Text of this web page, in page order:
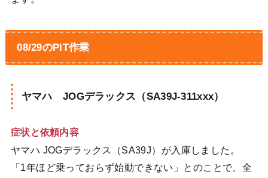
08/29のPIT作業
ヤマハ JOGデラックス（SA39J-311xxx）
症状と依頼内容
ヤマハ JOGデラックス（SA39J）が入庫しました。
「1年ほど乗っておらず始動できない」とのことで、全